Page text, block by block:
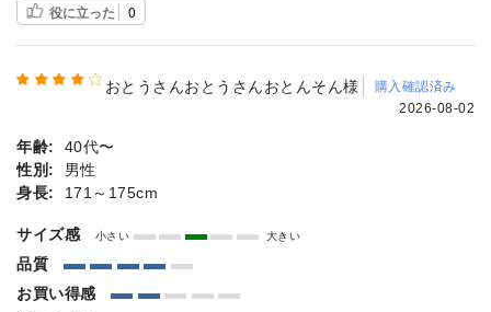
役に立った 0
おとうさんおとうさんおとんそん様
購入確認済み
2026-08-02
年齢:
40代〜
性別:
男性
身長:
171～175cm
サイズ感 小さい 大きい
品質
お買い得感